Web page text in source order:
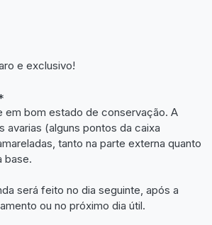
e exclusivo!
em bom estado de conservação. A
avarias (alguns pontos da caixa
tanto na parte externa quanto
base.
será feito no dia seguinte, após a
ou no próximo dia útil.